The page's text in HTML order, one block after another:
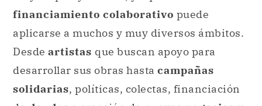
financiamiento colaborativo puede
aplicarse a muchos y muy diversos ámbitos.
Desde artistas que buscan apoyo para
desarrollar sus obras hasta campañas
solidarias, políticas, colectas, financiación